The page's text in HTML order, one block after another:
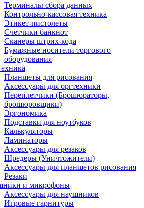
Терминалы сбора данных
Контрольно-кассовая техника
Этикет-пистолеты
Счетчики банкнот
Сканеры штрих-кода
Бумажные носители торгового
оборудования
Планшеты для рисования
Аксессуары для оргтехники
Переплетчики (Брошюраторы,
брошюровщики)
Эргономика
Подставки для ноутбуков
Калькуляторы
Ламинаторы
Аксессуары для резаков
Шредеры (Уничтожители)
Аксессуары для планшетов рисования
Резаки
и микрофоны
Аксессуары для наушников
Игровые гарнитуры